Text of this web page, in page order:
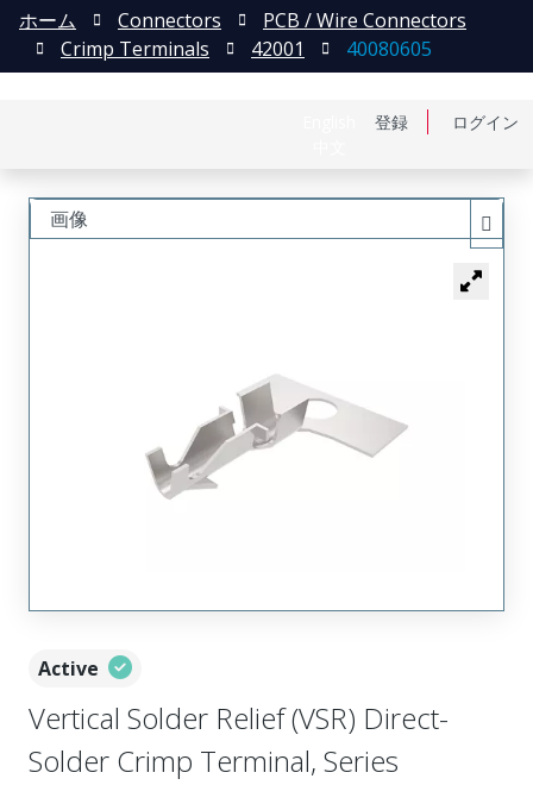
登録 ログイン
ホーム Connectors
PCB / Wire Connectors
Crimp Terminals
42001 40080605
Active
Vertical Solder Relief (VSR) Direct-
Solder Crimp Terminal, Series
画像